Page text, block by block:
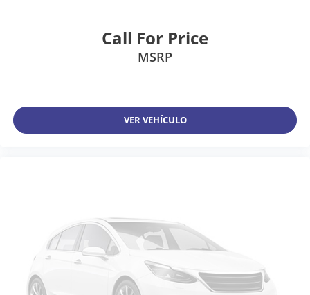
Call For Price
MSRP
VER VEHÍCULO